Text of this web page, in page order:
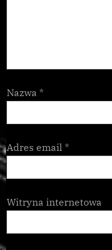
Nazwa *
Adres email *
Witryna internetowa